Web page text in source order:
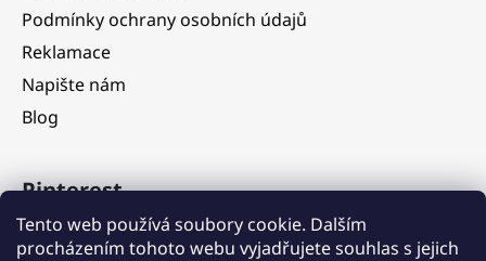
Tento web používá soubory cookie. Dalším
procházením tohoto webu vyjadřujete souhlas s jejich
Podmínky ochrany osobních údajů
Reklamace
Napište nám
Blog
Pinterest